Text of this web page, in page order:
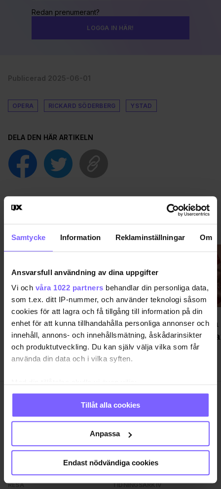
Samtycke Information Reklaminställningar Om
Ansvarsfull användning av dina uppgifter
Vi och våra 1022 partners behandlar din personliga data,
som t.ex. ditt IP-nummer, och använder teknologi såsom
cookies för att lagra och få tillgång till information på din
enhet för att kunna tillhandahålla personliga annonser och
innehåll, annons- och innehållsmätning, åskådarinsikter
och produktutveckling. Du kan själv välja vilka som får
använda din data och i vilka syften.
Samla in information om din geografiska plats
som kan ha en noggrannhet på upp till flera meter
Identifiera din enhet genom att aktivt skanna den
för specifika kännetecken (fingeravtryck)
Ta reda på mer om hur dina personliga uppgifter
Du kan ändra eller dra tillbaka ditt samtycke när som
helst från cookie-förklaringen.
Tillåt alla cookies
Anpassa
Endast nödvändiga cookies
Redan prenumerant?
LOGGA IN HÄR!
Publicerad 2025-06-01
OPERA RICKARD SÖDERBERG YSTAD
DELA DEN HÄR ARTIKELN
NÖJE VISA MER NÖJE
Way Out West: OG BELLA ska
spela bh:n av publiken under tre
kaotiska gig
av
NÖJE
RESA
ANNONSERA
TIDNINGSARKIV